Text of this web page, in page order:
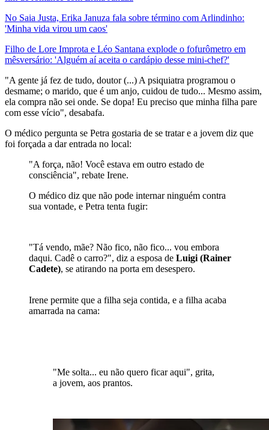
No Saia Justa, Erika Januza fala sobre término com Arlindinho:
'Minha vida virou um caos'
Filho de Lore Improta e Léo Santana explode o fofurômetro em
mêsversário: 'Alguém aí aceita o cardápio desse mini-chef?'
"A gente já fez de tudo, doutor (...) A psiquiatra programou o
desmame; o marido, que é um anjo, cuidou de tudo... Mesmo assim,
ela compra não sei onde. Se dopa! Eu preciso que minha filha pare
com esse vício", desabafa.
O médico pergunta se Petra gostaria de se tratar e a jovem diz que
foi forçada a dar entrada no local:
"A força, não! Você estava em outro estado de
consciência", rebate Irene.
O médico diz que não pode internar ninguém contra
sua vontade, e Petra tenta fugir:
"Tá vendo, mãe? Não fico, não fico... vou embora
daqui. Cadê o carro?", diz a esposa de Luigi (Rainer
Cadete), se atirando na porta em desespero.
Irene permite que a filha seja contida, e a filha acaba
amarrada na cama:
"Me solta... eu não quero ficar aqui", grita,
a jovem, aos prantos.